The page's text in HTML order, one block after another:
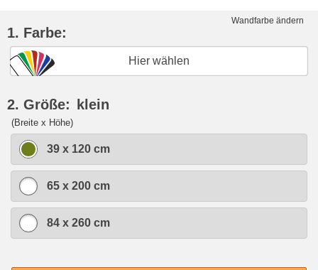
Wandfarbe ändern
1. Farbe:
Hier wählen
2. Größe: klein
(Breite x Höhe)
39 x 120 cm
65 x 200 cm
84 x 260 cm